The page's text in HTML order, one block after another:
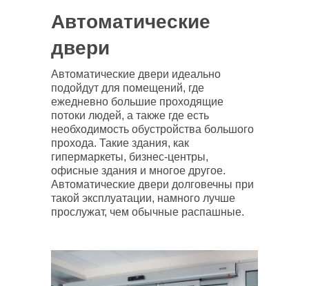
Автоматические
двери
Автоматические двери идеально
подойдут для помещений, где
ежедневно большие проходящие
потоки людей, а также где есть
необходимость обустройства большого
прохода. Такие здания, как
гипермаркеты, бизнес-центры,
офисные здания и многое другое.
Автоматические двери долговечны при
такой эксплуатации, намного лучше
прослужат, чем обычные распашные.